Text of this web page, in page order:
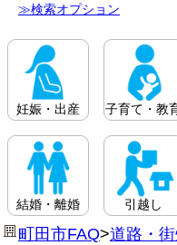
≫検索オプション
妊娠・出産 子育て・教
結婚・離婚 引越し
町田市FAQ>道路・